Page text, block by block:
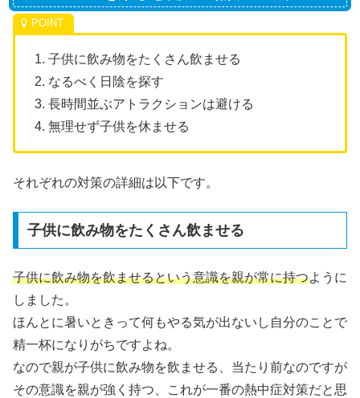
1. 子供に飲み物をたくさん飲ませる
2. なるべく日陰を探す
3. 長時間並ぶアトラクションは避ける
4. 無理せず子供を休ませる
それぞれの対策の詳細は以下です。
子供に飲み物をたくさん飲ませる
子供に飲み物を飲ませるという意識を親が常に持つように
しました。
ほんとに暑いときって何もやる気が出ないし自分のことで
精一杯になりがちですよね。
なので親が子供に飲み物を飲ませる、当たり前なのですが
その意識を親が強く持つ、これが一番の熱中症対策だと思